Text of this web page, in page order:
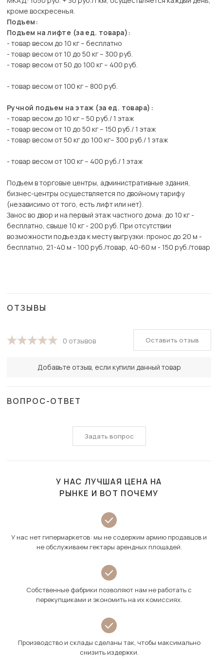
кроме воскресенья.
Подъем:
Подъем на лифте (за ед. товара):
- товар весом до 10 кг – бесплатно
- товар весом от 10 до 50 кг – 300 руб.
- товар весом от 50 до 100 кг – 400 руб.
- товар весом от 100 кг – 800 руб.
Ручной подъем на этаж (за ед. товара):
- товар весом до 10 кг – 50 руб./ 1 этаж
- товар весом от 10 до 50 кг – 150 руб./ 1 этаж
- товар весом от 50 кг до 100 кг– 300 руб./ 1 этаж
- товар весом от 100 кг – 400 руб./ 1 этаж
Подъем в торговые центры, административные здания,
бизнес-центры осуществляется по двойному тарифу
(независимо от того, есть лифт или нет).
Занос во двор и на первый этаж частного дома: до 10 кг -
бесплатно, свыше 10 кг - 200 руб. При отсутствии
возможности подъезда к месту выгрузки: пронос до 20 м -
бесплатно, 21-40 м - 100 руб./товар, 40-60 м - 150 руб./товар
ОТЗЫВЫ
0 отзывов
Добавьте отзыв, если купили данный товар
Оставить отзыв
ВОПРОС-ОТВЕТ
Задать вопрос
У НАС ЛУЧШАЯ ЦЕНА НА
РЫНКЕ И ВОТ ПОЧЕМУ
У нас нет гипермаркетов: мы не содержим армию продавцов и
не обслуживаем гектары арендных площадей.
Собственные фабрики позволяют нам не работать с
перекупщиками и экономить на их комиссиях.
Производство и склады сделаны так, чтобы максимально
снизить издержки.